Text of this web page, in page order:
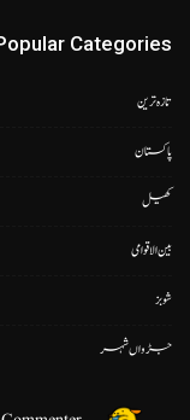
Categories
تازہ ترین
پاکستان
کھیل
بین الاقوامی
شوبز
جڑواں شہر